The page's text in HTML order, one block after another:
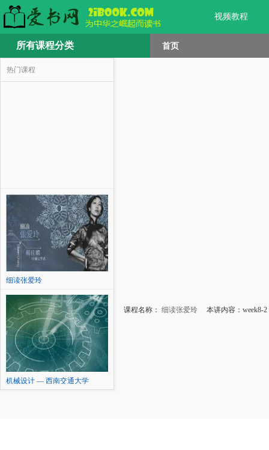
视频教程
所有课程分类 首页
热门课程
细读张爱玲
机械设计 — 西南交通大学
课程名称： 细读张爱玲 本讲内容：week8-2